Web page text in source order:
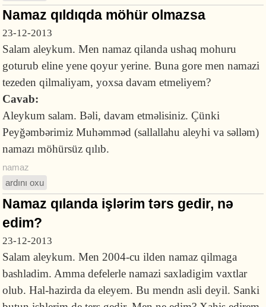
Namaz qıldıqda möhür olmazsa
23-12-2013
Salam aleykum. Men namaz qilanda ushaq mohuru
goturub eline yene qoyur yerine. Buna gore men namazi
tezeden qilmaliyam, yoxsa davam etmeliyem?
Cavab:
Aleykum salam. Bəli, davam etməlisiniz. Çünki
Peyğəmbərimiz Muhəmməd (sallallahu aleyhi va səlləm)
namazı möhürsüz qılıb.
namaz
ardını oxu
Namaz qılanda işlərim tərs gedir, nə
edim?
23-12-2013
Salam aleykum. Men 2004-cu ilden namaz qilmaga
bashladim. Amma defelerle namazi saxladigim vaxtlar
olub. Hal-hazirda da eleyem. Bu mendn asli deyil. Sanki